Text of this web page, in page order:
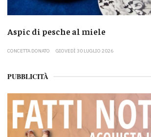
Aspic di pesche al miele
CONCETTA DONATO GIOVEDÌ 30 LUGLIO 2026
PUBBLICITÀ